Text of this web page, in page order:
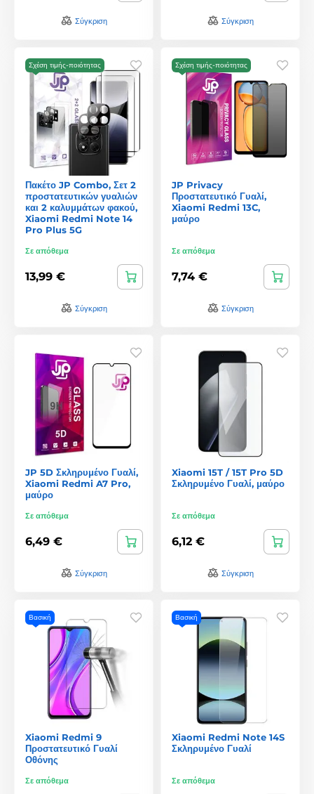
Σύγκριση Σύγκριση
Σχέση τιμής-ποιότητας
Πακέτο JP Combo, Σετ 2
προστατευτικών γυαλιών
και 2 καλυμμάτων φακού,
Xiaomi Redmi Note 14
Pro Plus 5G
Σε απόθεμα
13,99 €
Σύγκριση
Σχέση τιμής-ποιότητας
JP Privacy
Προστατευτικό Γυαλί,
Xiaomi Redmi 13C,
μαύρο
Σε απόθεμα
7,74 €
Σύγκριση
JP 5D Σκληρυμένο Γυαλί,
Xiaomi Redmi A7 Pro,
μαύρο
Σε απόθεμα
6,49 €
Σύγκριση
Xiaomi 15T / 15T Pro 5D
Σκληρυμένο Γυαλί, μαύρο
Σε απόθεμα
6,12 €
Σύγκριση
Βασική
Xiaomi Redmi 9
Προστατευτικό Γυαλί
Οθόνης
Σε απόθεμα
Βασική
Xiaomi Redmi Note 14S
Σκληρυμένο Γυαλί
Σε απόθεμα